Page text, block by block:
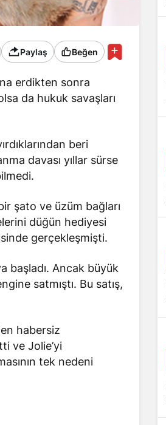
Paylaş Beğen
erdikten sonra
da hukuk savaşları
beri
davası yıllar sürse
şato ve üzüm bağları
düğün hediyesi
gerçekleşmişti.
başladı. Ancak büyük
satmıştı. Bu satış,
habersiz
ve Jolie’yi
tek nedeni